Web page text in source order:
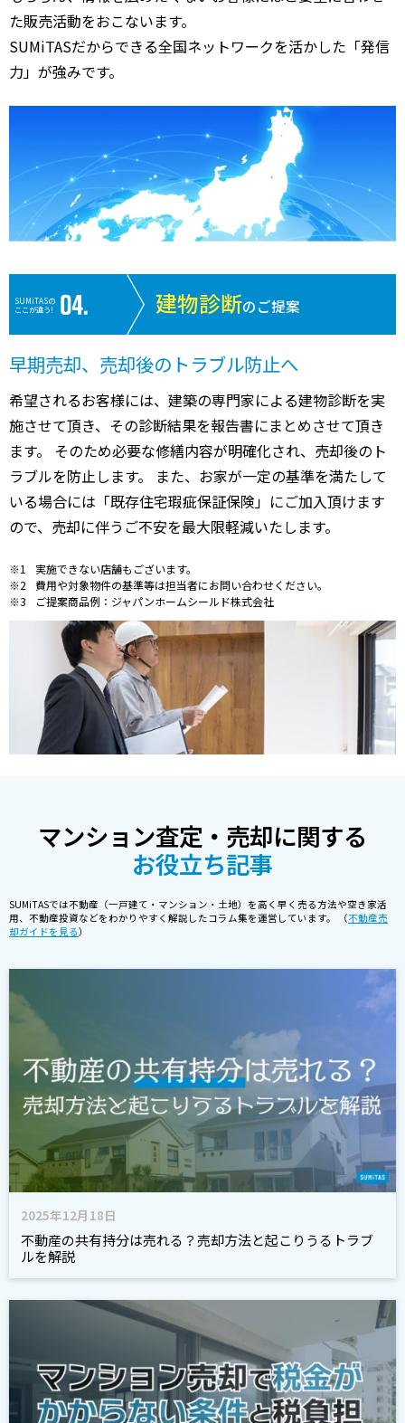
た販売活動をおこないます。
SUMiTASだからできる全国ネットワークを活かした「発信
力」が強みです。
SUMiTASの
ここが違う!
建物診断のご提案
早期売却、売却後のトラブル防止へ
希望されるお客様には、建築の専門家による建物診断を実
施させて頂き、その診断結果を報告書にまとめさせて頂き
ます。 そのため必要な修繕内容が明確化され、売却後のト
ラブルを防止します。 また、お家が一定の基準を満たして
いる場合には「既存住宅瑕疵保証保険」にご加入頂けます
ので、売却に伴うご不安を最大限軽減いたします。
実施できない店舗もございます。
費用や対象物件の基準等は担当者にお問い合わせください。
ご提案商品例：ジャパンホームシールド株式会社
マンション査定・売却に関する
お役立ち記事
SUMiTASでは不動産（一戸建て・マンション・土地）を高く早く売る方法や空き家活
用、不動産投資などをわかりやすく解説したコラム集を運営しています。 （不動産売
却ガイドを見る）
2025年12月18日
不動産の共有持分は売れる？売却方法と起こりうるトラブ
ルを解説